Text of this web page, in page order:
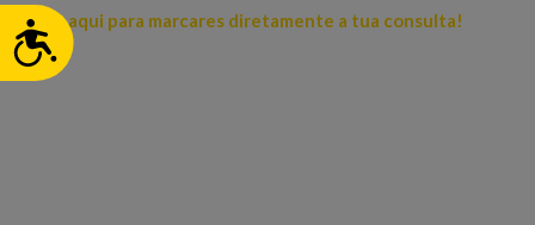
ACESSIBILIDADE
Clica aqui para marcares diretamente a tua consulta!